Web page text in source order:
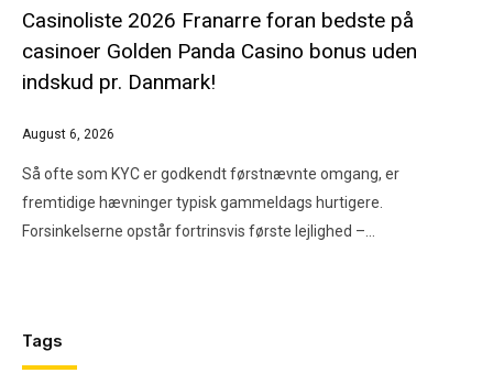
Casinoliste 2026 Franarre foran bedste på
casinoer Golden Panda Casino bonus uden
indskud pr. Danmark!
August 6, 2026
Så ofte som KYC er godkendt førstnævnte omgang, er
fremtidige hævninger typisk gammeldags hurtigere.
Forsinkelserne opstår fortrinsvis første lejlighed –…
Tags